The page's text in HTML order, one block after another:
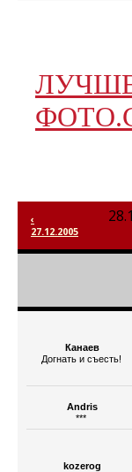
‹
27.12.2005
Канаев
Догнать и съесть!
Andris
***
kozerog